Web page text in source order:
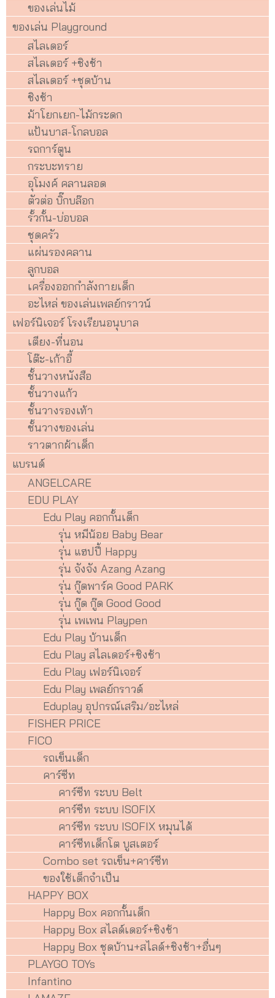
ของเล่นไม้
ของเล่น Playground
สไลเดอร์
สไลเดอร์ +ชิงช้า
สไลเดอร์ +ชุดบ้าน
ชิงช้า
ม้าโยกเยก-ไม้กระดก
แป้นบาส-โกลบอล
รถการ์ตูน
กระบะทราย
อุโมงค์ คลานลอด
ตัวต่อ บิ๊กบล๊อก
รั้วกั้น-บ่อบอล
ชุดครัว
แผ่นรองคลาน
ลูกบอล
เครื่องออกกำลังกายเด็ก
อะไหล่ ของเล่นเพลย์กราวน์
เฟอร์นิเจอร์ โรงเรียนอนุบาล
เตียง-ที่นอน
โต๊ะ-เก้าอี้
ชั้นวางหนังสือ
ชั้นวางแก้ว
ชั้นวางรองเท้า
ชั้นวางของเล่น
ราวตากผ้าเด็ก
แบรนด์
ANGELCARE
EDU PLAY
Edu Play คอกกั้นเด็ก
รุ่น หมีน้อย Baby Bear
รุ่น แฮปปี้ Happy
รุ่น จังจัง Azang Azang
รุ่น กู๊ดพาร์ค Good PARK
รุ่น กู๊ด กู๊ด Good Good
รุ่น เพเพน Playpen
Edu Play บ้านเด็ก
Edu Play สไลเดอร์+ชิงช้า
Edu Play เฟอร์นิเจอร์
Edu Play เพลย์กราวด์
Eduplay อุปกรณ์เสริม/อะไหล่
FISHER PRICE
FICO
รถเข็นเด็ก
คาร์ซีท
คาร์ซีท ระบบ Belt
คาร์ซีท ระบบ ISOFIX
คาร์ซีท ระบบ ISOFIX หมุนได้
คาร์ซีทเด็กโต บูสเตอร์
Combo set รถเข็น+คาร์ซีท
ของใช้เด็กจำเป็น
HAPPY BOX
Happy Box คอกกั้นเด็ก
Happy Box สไลด์เดอร์+ชิงช้า
Happy Box ชุดบ้าน+สไลด์+ชิงช้า+อื่นๆ
PLAYGO TOYs
Infantino